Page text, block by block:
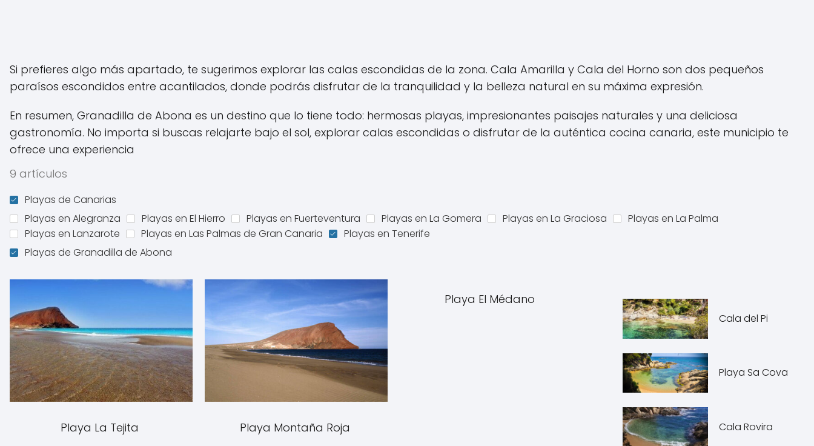
Si prefieres algo más apartado, te sugerimos explorar las calas escondidas de la zona. Cala Amarilla y Cala del Horno son dos pequeños
paraísos escondidos entre acantilados, donde podrás disfrutar de la tranquilidad y la belleza natural en su máxima expresión.
En resumen, Granadilla de Abona es un destino que lo tiene todo: hermosas playas, impresionantes paisajes naturales y una deliciosa
gastronomía. No importa si buscas relajarte bajo el sol, explorar calas escondidas o disfrutar de la auténtica cocina canaria, este municipio te
ofrece una experiencia
9 artículos
Playas de Canarias
Playas en Alegranza
Playas en El Hierro Playas en Fuerteventura Playas en La Gomera Playas en La Graciosa
Playas en La Palma
Playas en Lanzarote
Playas en Las Palmas de Gran Canaria
Playas en Tenerife
Playas de Granadilla de Abona
Playa La Tejita Playa Montaña Roja
Playa El Médano
Cala del Pi
Playa Sa Cova
Cala Rovira